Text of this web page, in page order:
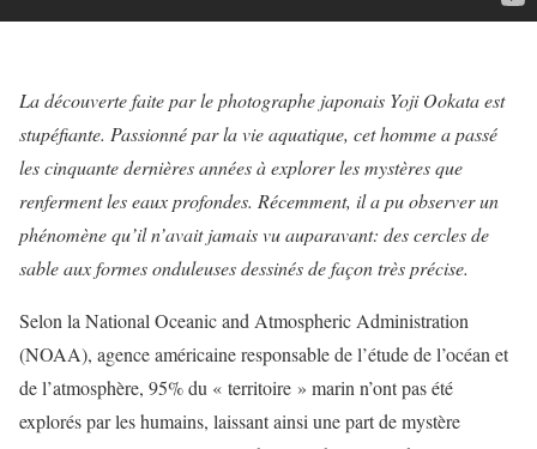
La découverte faite par le photographe japonais Yoji Ookata est
stupéfiante. Passionné par la vie aquatique, cet homme a passé
les cinquante dernières années à explorer les mystères que
renferment les eaux profondes. Récemment, il a pu observer un
phénomène qu’il n’avait jamais vu auparavant: des cercles de
sable aux formes onduleuses dessinés de façon très précise.
Selon la National Oceanic and Atmospheric Administration
(NOAA), agence américaine responsable de l’étude de l’océan et
de l’atmosphère, 95% du « territoire » marin n’ont pas été
explorés par les humains, laissant ainsi une part de mystère